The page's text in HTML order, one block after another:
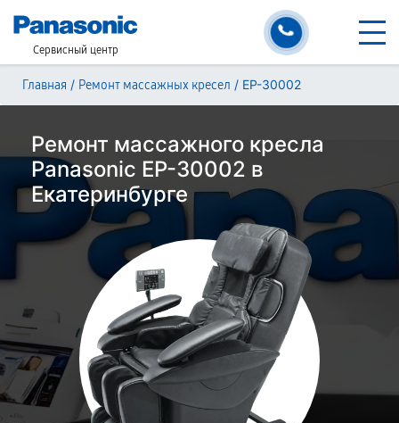
Сервисный центр
Главная / Ремонт массажных кресел / EP-30002
Ремонт массажного кресла
Panasonic EP-30002 в
Екатеринбурге